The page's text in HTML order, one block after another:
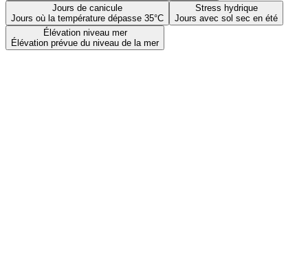
Jours de canicule
Jours où la température dépasse 35°C
Stress hydrique
Jours avec sol sec en été
Élévation niveau mer
Élévation prévue du niveau de la mer